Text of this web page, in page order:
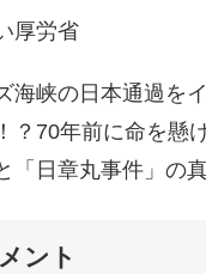
厚労省
海峡の日本通過を
？70年前に命を懸
「日章丸事件」の真
ント